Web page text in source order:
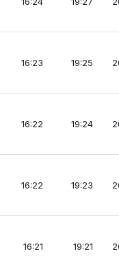
16:23 19:25
16:22 19:24
16:22 19:23
16:21 19:21